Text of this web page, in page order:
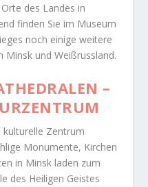
des Landes in
finden Sie im Museum
noch einige weitere
Minsk und Weißrussland.
–
Zentrum
Monumente, Kirchen
in Minsk laden zum
des Heiligen Geistes